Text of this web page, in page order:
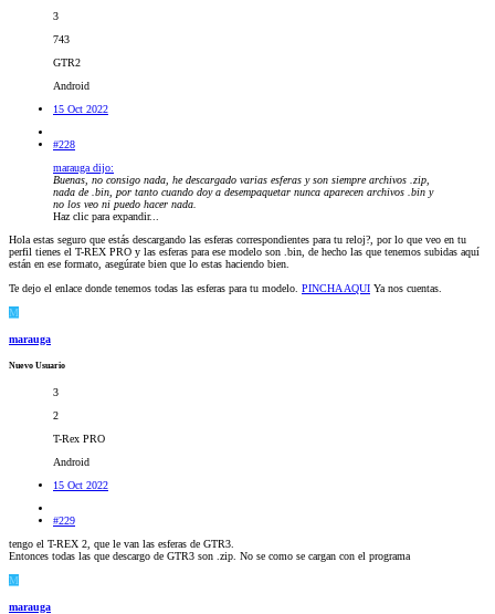
3
743
GTR2
Android
15 Oct 2022
#228
marauga dijo:
Buenas, no consigo nada, he descargado varias esferas y son siempre archivos .zip,
nada de .bin, por tanto cuando doy a desempaquetar nunca aparecen archivos .bin y
no los veo ni puedo hacer nada.
Haz clic para expandir...
Hola estas seguro que estás descargando las esferas correspondientes para tu reloj?, por lo que veo en tu
perfil tienes el T-REX PRO y las esferas para ese modelo son .bin, de hecho las que tenemos subidas aquí
están en ese formato, asegúrate bien que lo estas haciendo bien.
Te dejo el enlace donde tenemos todas las esferas para tu modelo. PINCHA AQUI Ya nos cuentas.
M
marauga
Nuevo Usuario
3
2
T-Rex PRO
Android
15 Oct 2022
#229
tengo el T-REX 2, que le van las esferas de GTR3.
Entonces todas las que descargo de GTR3 son .zip. No se como se cargan con el programa
M
marauga